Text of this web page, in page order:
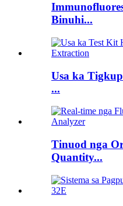
Binuhi...
Usa ka
...
Tinuod nga
Quantity...